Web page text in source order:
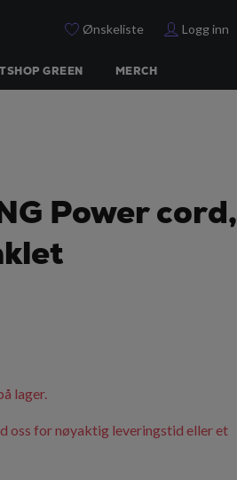
Ønskeliste Logg inn
GREEN MERCH
Power cord,
lager.
oss for nøyaktig leveringstid eller et